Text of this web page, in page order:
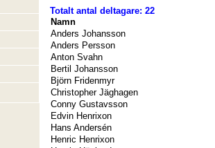
Totalt antal deltagare: 22
Namn
Anders Johansson
Anders Persson
Anton Svahn
Bertil Johansson
Björn Fridenmyr
Christopher Jäghagen
Conny Gustavsson
Edvin Henrixon
Hans Andersén
Henric Henrixon